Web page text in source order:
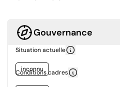
Gouvernance
Situation actuelle
inconnu
Conditions cadres